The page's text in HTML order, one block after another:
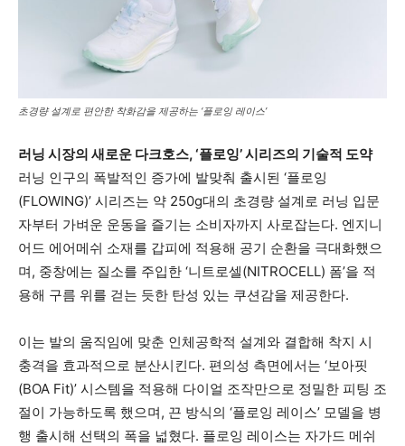
초경량 설계로 편안한 착화감을 제공하는 ‘플로잉 레이스’
러닝 시장의 새로운 다크호스, ‘플로잉’ 시리즈의 기술적 도약
러닝 인구의 폭발적인 증가에 발맞춰 출시된 ‘플로잉
(FLOWING)’ 시리즈는 약 250g대의 초경량 설계로 러닝 입문
자부터 가벼운 운동을 즐기는 소비자까지 사로잡는다. 엔지니
어드 에어메쉬 소재를 갑피에 적용해 공기 순환을 극대화했으
며, 중창에는 질소를 주입한 ‘니트로셀(NITROCELL) 폼’을 적
용해 구름 위를 걷는 듯한 탄성 있는 쿠션감을 제공한다.
이는 발의 움직임에 맞춘 인체공학적 설계와 결합해 착지 시
충격을 효과적으로 분산시킨다. 편의성 측면에서는 ‘보아핏
(BOA Fit)’ 시스템을 적용해 다이얼 조작만으로 정밀한 피팅 조
절이 가능하도록 했으며, 끈 방식의 ‘플로잉 레이스’ 모델을 병
행 출시해 선택의 폭을 넓혔다. 플로잉 레이스는 자가드 메쉬